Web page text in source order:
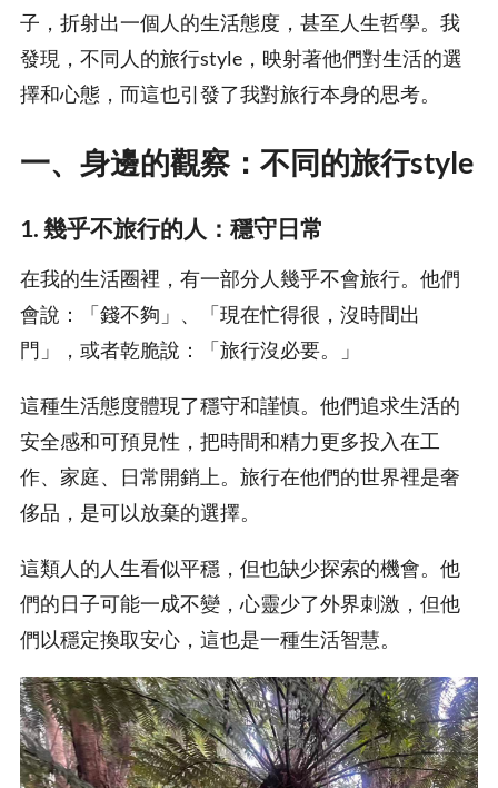
子，折射出一個人的生活態度，甚至人生哲學。我
發現，不同人的旅行style，映射著他們對生活的選
擇和心態，而這也引發了我對旅行本身的思考。
一、身邊的觀察：不同的旅行style
1. 幾乎不旅行的人：穩守日常
在我的生活圈裡，有一部分人幾乎不會旅行。他們
會說：「錢不夠」、「現在忙得很，沒時間出
門」，或者乾脆說：「旅行沒必要。」
這種生活態度體現了穩守和謹慎。他們追求生活的
安全感和可預見性，把時間和精力更多投入在工
作、家庭、日常開銷上。旅行在他們的世界裡是奢
侈品，是可以放棄的選擇。
這類人的人生看似平穩，但也缺少探索的機會。他
們的日子可能一成不變，心靈少了外界刺激，但他
們以穩定換取安心，這也是一種生活智慧。